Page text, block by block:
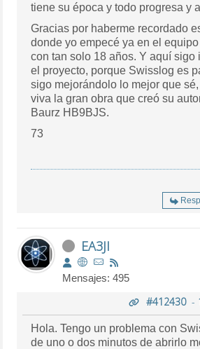
tiene su época y todo progresa y
Gracias por haberme recordado
donde yo empecé ya en el
con tan solo 18 años. Y aquí sigo
el proyecto, porque Swisslog es
sigo mejorándolo lo mejor que
viva la gran obra que creó su
Baurz HB9BJS.
73
EA3JI
Mensajes: 495
#412430-
Hola. Tengo un problema con
de uno o dos minutos de abrirlo